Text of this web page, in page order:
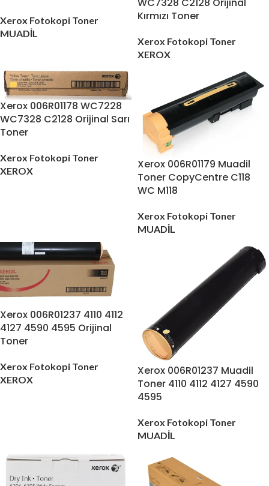
Xerox Fotokopi Toner
MUADİL
Kırmızı Toner
Xerox Fotokopi Toner
XEROX
Xerox 006R01178 WC7228
WC7328 C2128 Orijinal Sarı
Toner
Xerox Fotokopi Toner
XEROX
Xerox 006R01179 Muadil
Toner CopyCentre C118
WC M118
Xerox Fotokopi Toner
MUADİL
Xerox 006R01237 4110 4112
4127 4590 4595 Orijinal
Toner
Xerox Fotokopi Toner
XEROX
Xerox 006R01237 Muadil
Toner 4110 4112 4127 4590
4595
Xerox Fotokopi Toner
MUADİL